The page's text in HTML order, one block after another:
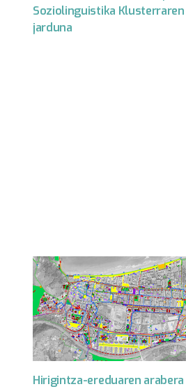
Soziolinguistika
jarduna
Hirigintza-ereduaren arabera